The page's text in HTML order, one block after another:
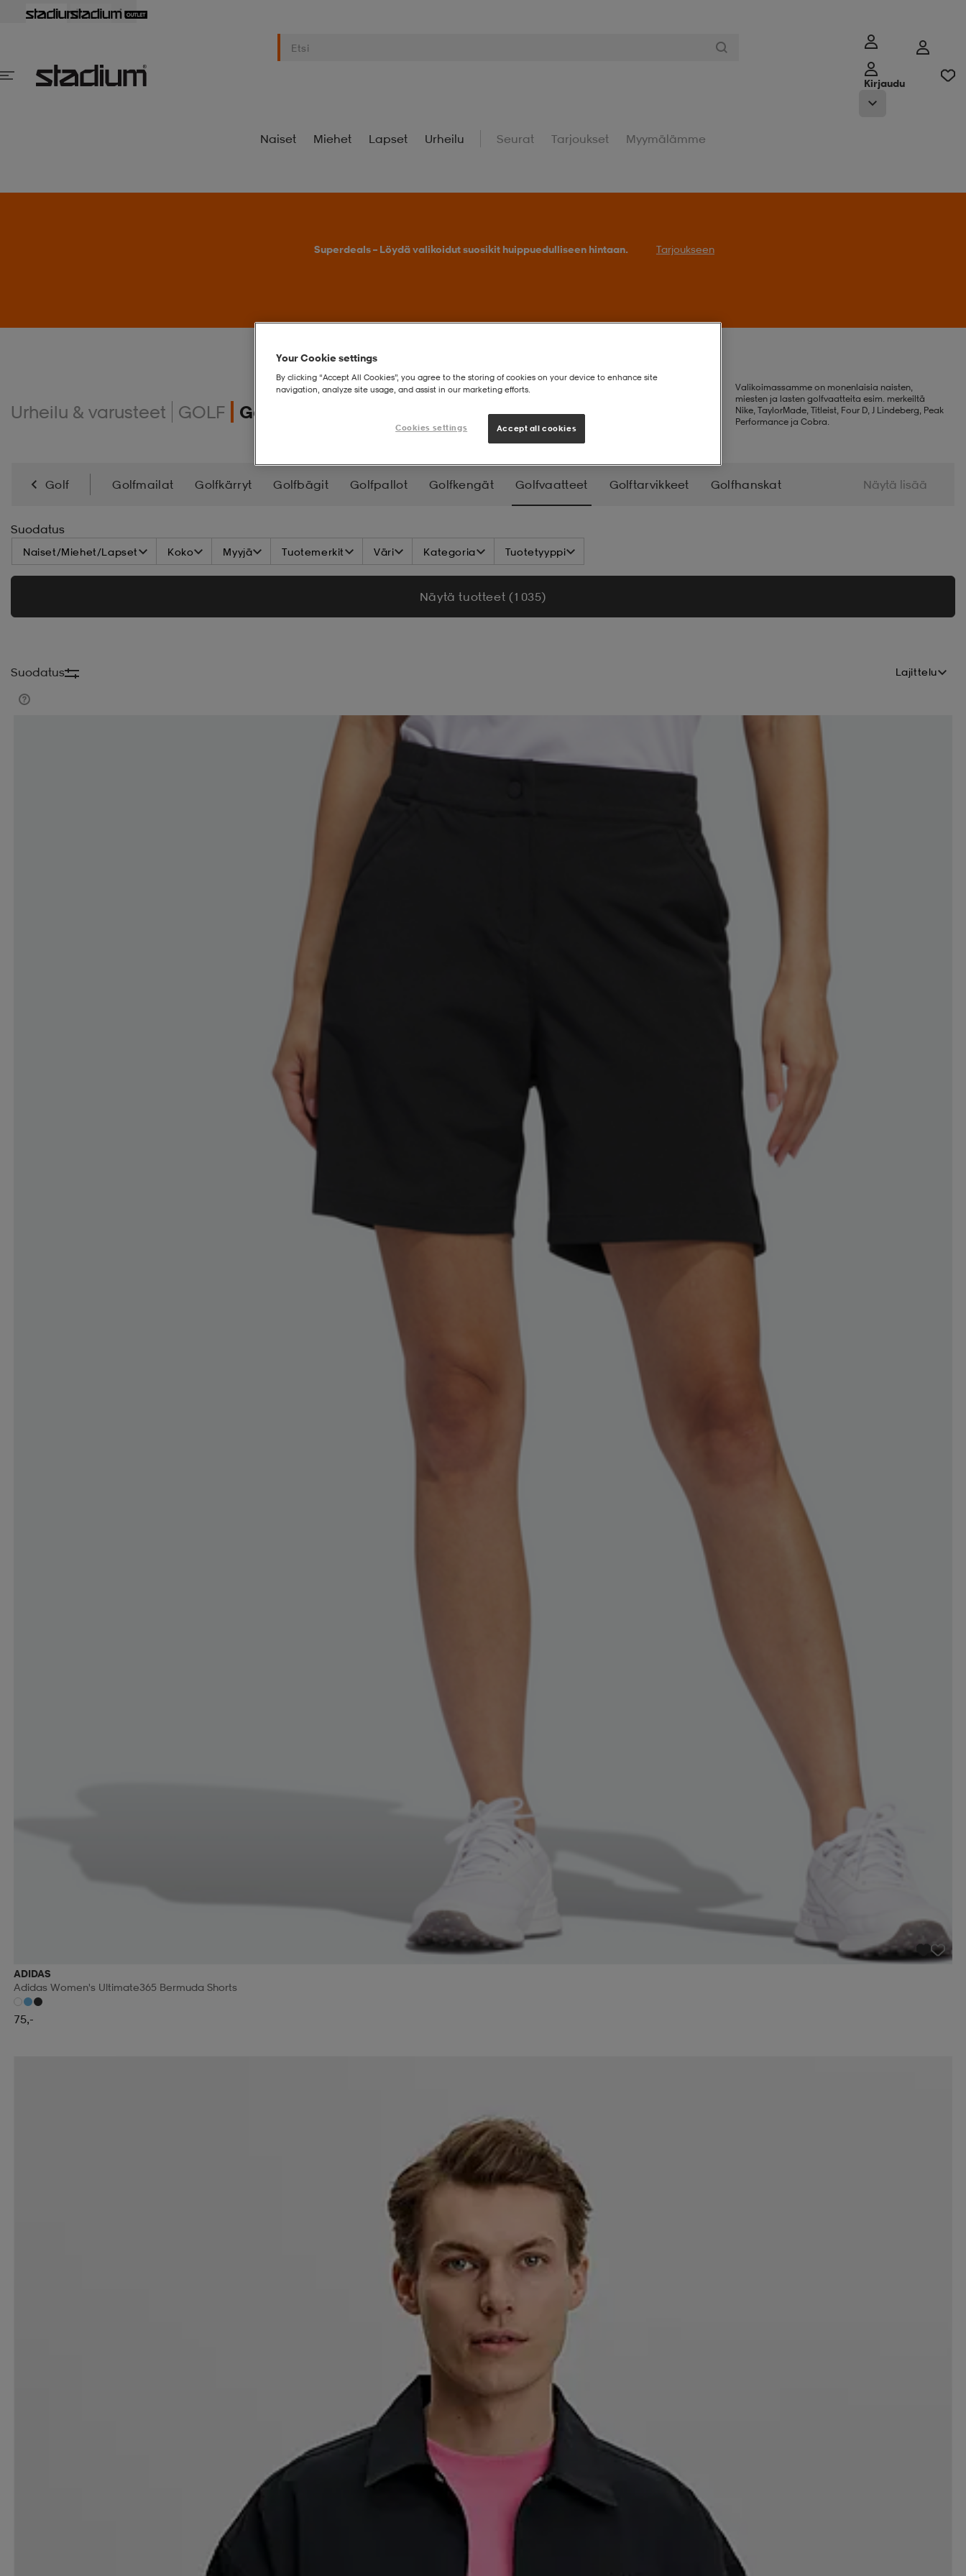
Kirjaudu
Naiset Miehet Lapset Urheilu Seurat Tarjoukset Myymälämme
Superdeals – Löydä valikoidut suosikit huippuedulliseen hintaan. Tarjoukseen
Urheilu & varusteet GOLF Golfvaatteet
Valikoimassamme on monenlaisia naisten,
miesten ja lasten golfvaatteita esim. merkeiltä
Nike, TaylorMade, Titleist, Four D, J Lindeberg, Peak
Performance ja Cobra.
Golf Golfmailat Golfkärryt Golfbägit Golfpallot Golfkengät Golfvaatteet Golftarvikkeet Golfhanskat
Urheilulasit
Näytä lisää
Suodatus
Naiset/Miehet/Lapset Koko Myyjä Tuotemerkit Väri Kategoria Tuotetyyppi
Näytä tuotteet (1 035)
Suodatus Lajittelu
ADIDAS
Adidas Women's Ultimate365 Bermuda Shorts
75,-
Your Cookie settings
By clicking “Accept All Cookies”, you agree to the storing of cookies on your device to enhance site
navigation, analyze site usage, and assist in our marketing efforts.
Cookies settings Accept all cookies